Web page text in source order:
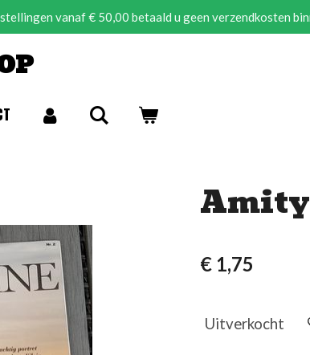
vanaf € 50,00 betaald u geen verzendkosten
Amity
€ 1,75
Uitverkocht